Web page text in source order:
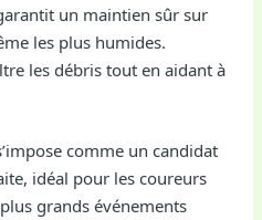
un maintien sûr sur
les plus humides.
les débris tout en aidant à
comme un candidat
idéal pour les coureurs
grands événements